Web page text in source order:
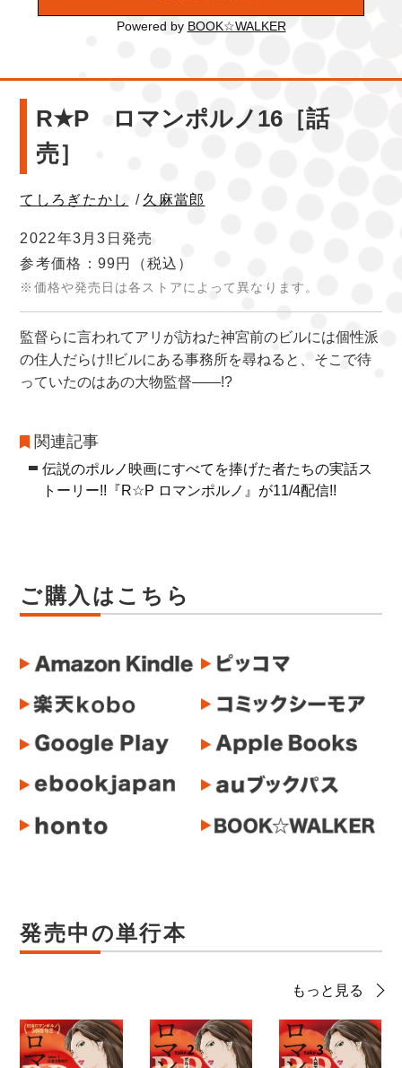
Powered by BOOK☆WALKER
R★P ロマンポルノ16［話
売］
てしろぎたかし / 久麻當郎
2022年3月3日発売
参考価格：99円
（税込）
※価格や発売日は各ストアによって異なります。
監督らに言われてアリが訪ねた神宮前のビルには個性派
の住人だらけ!!ビルにある事務所を尋ねると、そこで待
っていたのはあの大物監督――!?
関連記事
伝説のポルノ映画にすべてを捧げた者たちの実話ス
トーリー!!『R☆P ロマンポルノ』が11/4配信!!
ご購入はこちら
発売中の単行本
もっと見る